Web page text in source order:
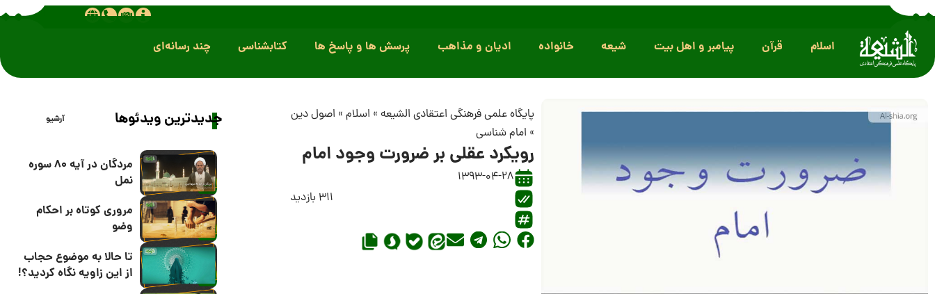
اسلام قرآن پیامبر و اهل بیت شیعه خانواده ادیان و مذاهب پرسش ها و پاسخ ها کتابشناسی چند رسانه‌ای
پایگاه علمی فرهنگی اعتقادی الشیعه » اسلام » اصول دین
» امام شناسی
رویکرد عقلى بر ضرورت وجود امام
1393-04-28
311 بازدید
جدیدترین ویدئوها آرشیو
مردگان در آیه 80 سوره
نمل
مروری کوتاه بر احکام
وضو
تا حالا به موضوع حجاب
از این زاویه نگاه کردید؟!